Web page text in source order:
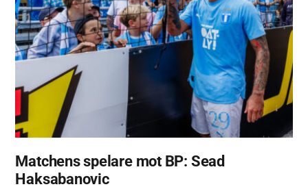
Matchens spelare mot BP: Sead
Haksabanovic